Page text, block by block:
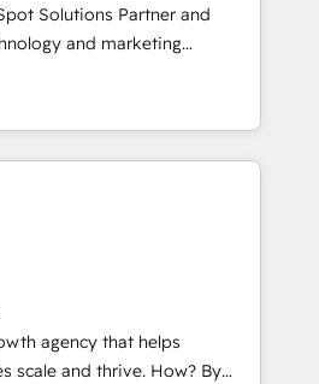
em reais com nota
economia de até 50% na
de IA especializados em
tarefas executam rotinas
utilizam a Nexforce. Somos
na América Latina e
Solutions Partner and
and marketing
is on enterprise and mid-
globally that want a strategic
their goals through creative
Technical HubSpot
Mole Street’s
through creating
from a well-defined
and reported on with clear
driven by core values; Joy, Grit,
agency that helps
and thrive. How? By